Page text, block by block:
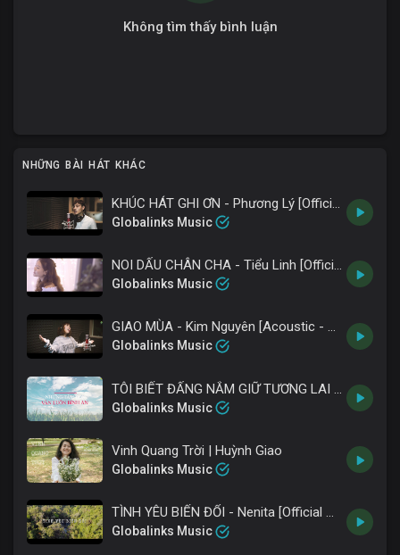
Không tìm thấy bình luận
NHỮNG BÀI HÁT KHÁC
KHÚC HÁT GHI ƠN - Phương Lý [Official MV 4K]
Globalinks Music
NOI DẤU CHÂN CHA - Tiểu Linh [Official MV 4K]
Globalinks Music
GIAO MÙA - Kim Nguyên [Acoustic - Official MV 4K]
Globalinks Music
TÔI BIẾT ĐẤNG NẮM GIỮ TƯƠNG LAI - Thụy Long [Motion Graphic]
Globalinks Music
Vinh Quang Trời | Huỳnh Giao
Globalinks Music
TÌNH YÊU BIẾN ĐỔI - Nenita [Official MV 4K]
Globalinks Music